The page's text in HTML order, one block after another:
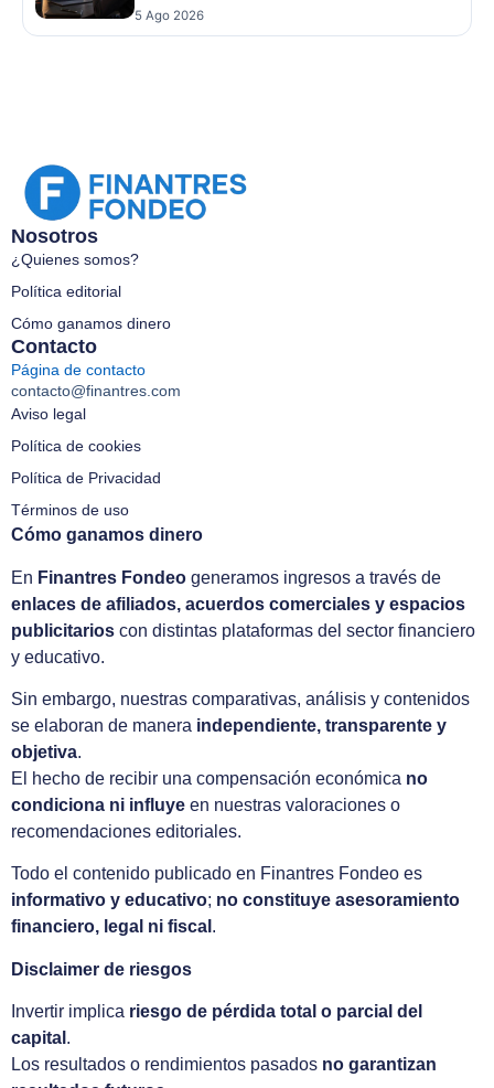
5 Ago 2026
Nosotros
¿Quienes somos?
Política editorial
Cómo ganamos dinero
Contacto
Página de contacto
contacto@finantres.com
Aviso legal
Política de cookies
Política de Privacidad
Términos de uso
Cómo ganamos dinero
En Finantres Fondeo generamos ingresos a través de
enlaces de afiliados, acuerdos comerciales y espacios
publicitarios con distintas plataformas del sector financiero
y educativo.
Sin embargo, nuestras comparativas, análisis y contenidos
se elaboran de manera independiente, transparente y
objetiva.
El hecho de recibir una compensación económica no
condiciona ni influye en nuestras valoraciones o
recomendaciones editoriales.
Todo el contenido publicado en Finantres Fondeo es
informativo y educativo; no constituye asesoramiento
financiero, legal ni fiscal .
Disclaimer de riesgos
Invertir implica riesgo de pérdida total o parcial del
capital .
Los resultados o rendimientos pasados no garantizan